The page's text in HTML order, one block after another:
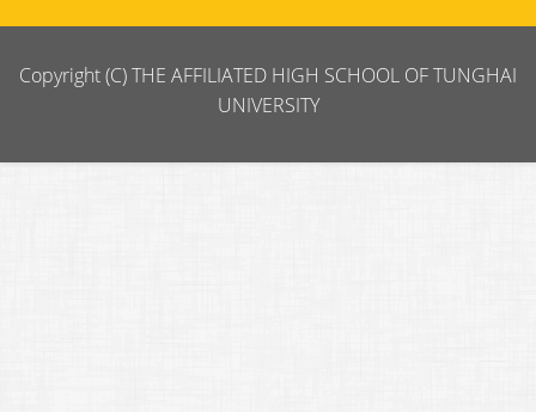
Copyright (C) THE AFFILIATED HIGH SCHOOL OF TUNGHAI
UNIVERSITY